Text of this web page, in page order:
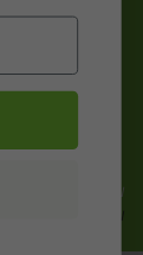
en excl. 21% BTW
wijzig naar incl. BTW